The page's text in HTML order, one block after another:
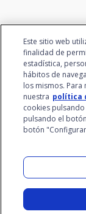
Este sitio web
finalidad de
estadística,
hábitos de
los mismos.
nuestra política
cookies
pulsando el
botón